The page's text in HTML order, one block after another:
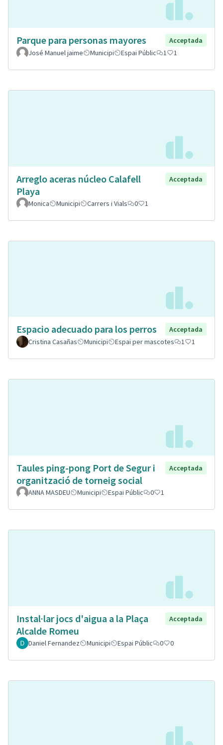
Parque para personas mayores
Acceptada
José Manuel jaime
Municipi Espai Públic 1 1
Arreglo aceras núcleo Calafell
Playa
Acceptada
Monica Municipi Carrers i Vials 0 1
Espacio adecuado para los perros
Acceptada
Cristina Casañas
Municipi Espai per mascotes 1 1
Taules ping-pong Port de Segur i
organització de torneig social
Acceptada
ANNA MASDEU Municipi Espai Públic 0 1
Instal·lar jocs d'aigua a la Plaça
Alcalde Romeu
Acceptada
Daniel Fernandez Municipi Espai Públic 0 0